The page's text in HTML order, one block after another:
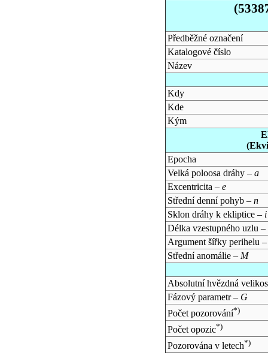
Předběžné označení
Katalogové číslo
Název
Kdy
Kde
Kým
Epocha
Velká poloosa dráhy – a
Excentricita – e
Střední denní pohyb – n
Sklon dráhy k ekliptice – i
Délka vzestupného uzlu –
Argument šířky perihelu
Střední anomálie – M
Absolutní hvězdná
Fázový parametr – G
Počet pozorování*)
Počet opozic*)
Pozorována v letech*)